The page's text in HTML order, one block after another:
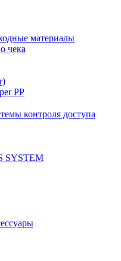
материалы
чека
PP
контроля доступа
SYSTEM